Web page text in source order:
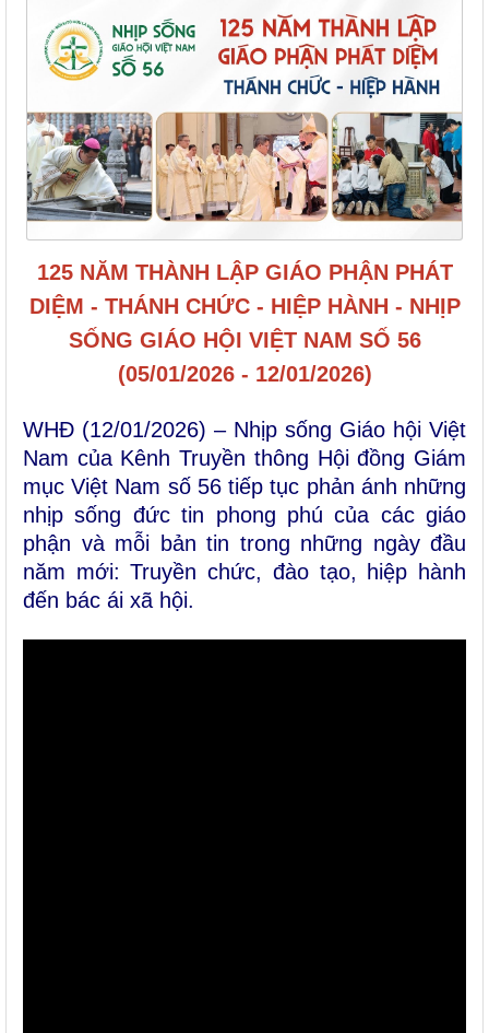
125 NĂM THÀNH LẬP GIÁO PHẬN PHÁT
DIỆM - THÁNH CHỨC - HIỆP HÀNH - NHỊP
SỐNG GIÁO HỘI VIỆT NAM SỐ 56
(05/01/2026 - 12/01/2026)
WHĐ (12/01/2026) – Nhịp sống Giáo hội Việt
Nam của Kênh Truyền thông Hội đồng Giám
mục Việt Nam số 56 tiếp tục phản ánh những
nhịp sống đức tin phong phú của các giáo
phận và mỗi bản tin trong những ngày đầu
năm mới: Truyền chức, đào tạo, hiệp hành
đến bác ái xã hội.